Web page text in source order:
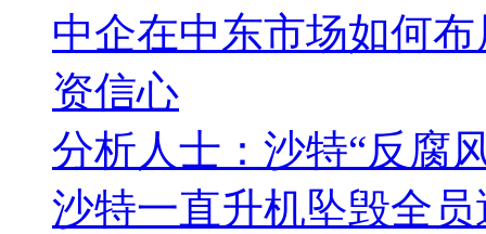
中企在中东市场如何
资信心
分析人士：沙特“反腐
沙特一直升机坠毁全